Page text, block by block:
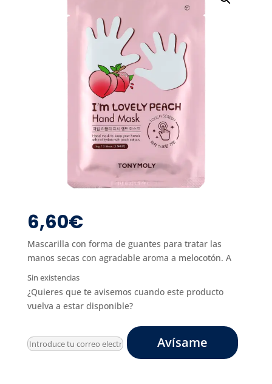
6,60€
Mascarilla con forma de guantes para tratar las
manos secas con agradable aroma a melocotón. A
Sin existencias
¿Quieres que te avisemos cuando este producto
vuelva a estar disponible?
Avísame